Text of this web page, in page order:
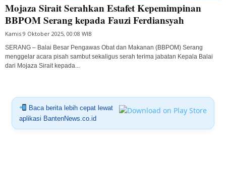
Mojaza Sirait Serahkan Estafet Kepemimpinan
BBPOM Serang kepada Fauzi Ferdiansyah
Kamis 9 Oktober 2025, 00:08 WIB
SERANG – Balai Besar Pengawas Obat dan Makanan (BBPOM) Serang
menggelar acara pisah sambut sekaligus serah terima jabatan Kepala Balai
dari Mojaza Sirait kepada...
Baca berita lebih cepat lewat
aplikasi BantenNews.co.id